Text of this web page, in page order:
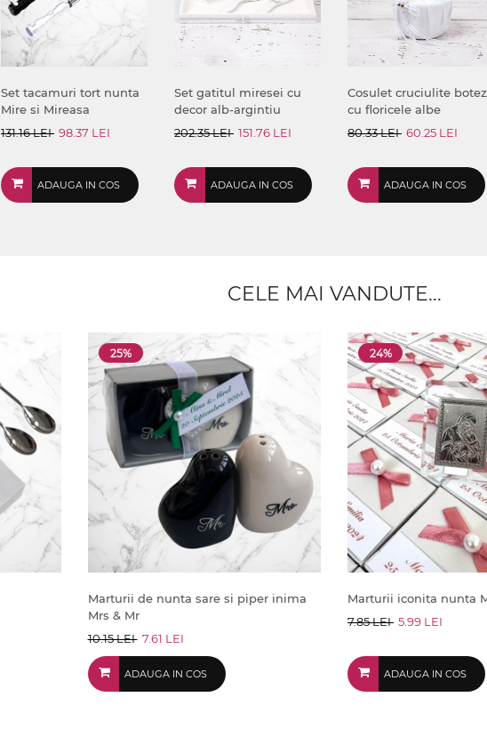
Set tacamuri tort nunta
Mire si Mireasa
131.16 LEI 98.37 LEI
ADAUGA IN COS
Set gatitul miresei cu
decor alb-argintiu
202.35 LEI 151.76 LEI
ADAUGA IN COS
Cosulet cruciulite botez
cu floricele albe
80.33 LEI 60.25 LEI
ADAUGA IN COS
CELE MAI VANDUTE...
25%
Marturii de nunta sare si piper inima
Mrs & Mr
10.15 LEI 7.61 LEI
ADAUGA IN COS
24%
Marturii iconita nunta
7.85 LEI 5.99 LEI
ADAUGA IN COS